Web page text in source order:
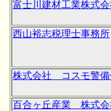
富士川建材工業株式会
西山裕志税理士事務所
株式会社 コスモ警備
百合ヶ丘産業 株式会